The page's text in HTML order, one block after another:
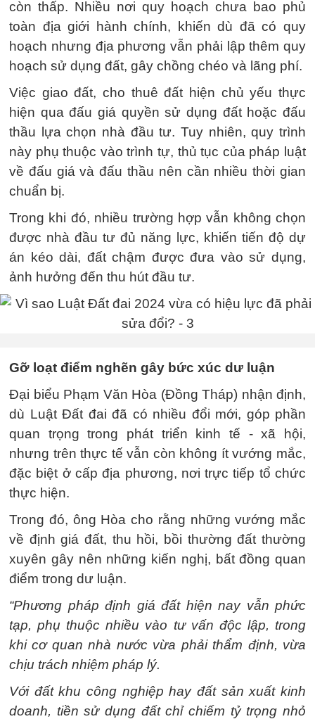
còn thấp. Nhiều nơi quy hoạch chưa bao phủ
toàn địa giới hành chính, khiến dù đã có quy
hoạch nhưng địa phương vẫn phải lập thêm quy
hoạch sử dụng đất, gây chồng chéo và lãng phí.
Việc giao đất, cho thuê đất hiện chủ yếu thực
hiện qua đấu giá quyền sử dụng đất hoặc đấu
thầu lựa chọn nhà đầu tư. Tuy nhiên, quy trình
này phụ thuộc vào trình tự, thủ tục của pháp luật
về đấu giá và đấu thầu nên cần nhiều thời gian
chuẩn bị.
Trong khi đó, nhiều trường hợp vẫn không chọn
được nhà đầu tư đủ năng lực, khiến tiến độ dự
án kéo dài, đất chậm được đưa vào sử dụng,
ảnh hưởng đến thu hút đầu tư.
Gỡ loạt điểm nghẽn gây bức xúc dư luận
Đại biểu Phạm Văn Hòa (Đồng Tháp) nhận định,
dù Luật Đất đai đã có nhiều đổi mới, góp phần
quan trọng trong phát triển kinh tế - xã hội,
nhưng trên thực tế vẫn còn không ít vướng mắc,
đặc biệt ở cấp địa phương, nơi trực tiếp tổ chức
thực hiện.
Trong đó, ông Hòa cho rằng những vướng mắc
về định giá đất, thu hồi, bồi thường đất thường
xuyên gây nên những kiến nghị, bất đồng quan
điểm trong dư luận.
“Phương pháp định giá đất hiện nay vẫn phức
tạp, phụ thuộc nhiều vào tư vấn độc lập, trong
khi cơ quan nhà nước vừa phải thẩm định, vừa
chịu trách nhiệm pháp lý.
Với đất khu công nghiệp hay đất sản xuất kinh
doanh, tiền sử dụng đất chỉ chiếm tỷ trọng nhỏ